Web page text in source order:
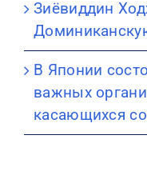
Зиёвиддин
В Японии
важных
касающихся